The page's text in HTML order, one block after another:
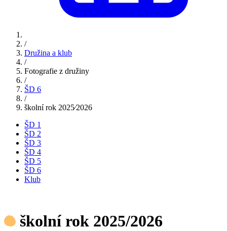
/
Družina a klub
/
Fotografie z družiny
/
ŠD 6
/
školní rok 2025⁄2026
ŠD 1
ŠD 2
ŠD 3
ŠD 4
ŠD 5
ŠD 6
Klub
školní rok 2025/2026